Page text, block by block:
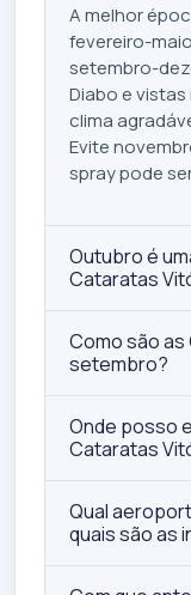
A melhor
fevereiro-
setembro-
Diabo e
clima
Evite
spray pode
Outubro é
Cataratas
Como são
setembro?
Onde posso
Cataratas
Qual
quais são as